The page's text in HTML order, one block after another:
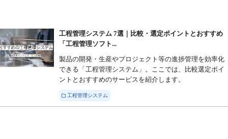
工程管理システム 7選｜比較・選定ポイントとおすすめ
「工程管理ソフト...
製品の開発・生産やプロジェクト等の進捗管理を効率化
できる「工程管理システム」。ここでは、比較選定ポイ
ントとおすすめのサービスを紹介します。
工程管理システム